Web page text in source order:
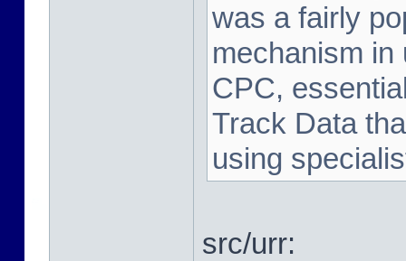
was a fairly
mechanism in
CPC,
Track Data
using
src/urr: